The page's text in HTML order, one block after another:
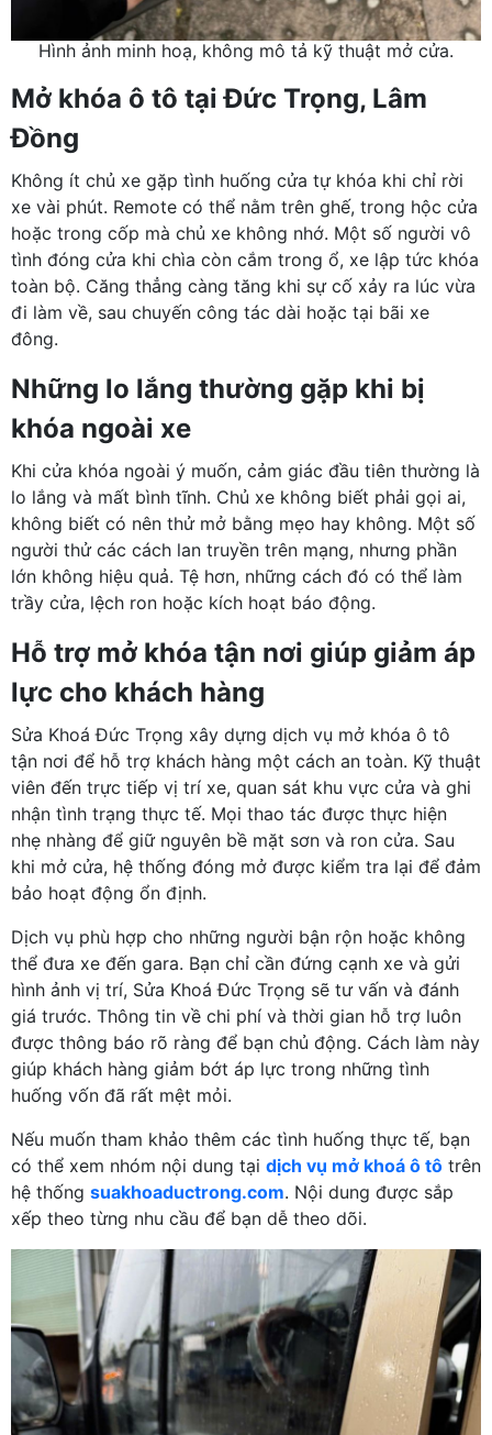
Hình ảnh minh hoạ, không mô tả kỹ thuật mở cửa.
Mở khóa ô tô tại Đức Trọng, Lâm
Đồng
Không ít chủ xe gặp tình huống cửa tự khóa khi chỉ rời
xe vài phút. Remote có thể nằm trên ghế, trong hộc cửa
hoặc trong cốp mà chủ xe không nhớ. Một số người vô
tình đóng cửa khi chìa còn cắm trong ổ, xe lập tức khóa
toàn bộ. Căng thẳng càng tăng khi sự cố xảy ra lúc vừa
đi làm về, sau chuyến công tác dài hoặc tại bãi xe
đông.
Những lo lắng thường gặp khi bị
khóa ngoài xe
Khi cửa khóa ngoài ý muốn, cảm giác đầu tiên thường là
lo lắng và mất bình tĩnh. Chủ xe không biết phải gọi ai,
không biết có nên thử mở bằng mẹo hay không. Một số
người thử các cách lan truyền trên mạng, nhưng phần
lớn không hiệu quả. Tệ hơn, những cách đó có thể làm
trầy cửa, lệch ron hoặc kích hoạt báo động.
Hỗ trợ mở khóa tận nơi giúp giảm áp
lực cho khách hàng
Sửa Khoá Đức Trọng xây dựng dịch vụ mở khóa ô tô
tận nơi để hỗ trợ khách hàng một cách an toàn. Kỹ thuật
viên đến trực tiếp vị trí xe, quan sát khu vực cửa và ghi
nhận tình trạng thực tế. Mọi thao tác được thực hiện
nhẹ nhàng để giữ nguyên bề mặt sơn và ron cửa. Sau
khi mở cửa, hệ thống đóng mở được kiểm tra lại để đảm
bảo hoạt động ổn định.
Dịch vụ phù hợp cho những người bận rộn hoặc không
thể đưa xe đến gara. Bạn chỉ cần đứng cạnh xe và gửi
hình ảnh vị trí, Sửa Khoá Đức Trọng sẽ tư vấn và đánh
giá trước. Thông tin về chi phí và thời gian hỗ trợ luôn
được thông báo rõ ràng để bạn chủ động. Cách làm này
giúp khách hàng giảm bớt áp lực trong những tình
huống vốn đã rất mệt mỏi.
Nếu muốn tham khảo thêm các tình huống thực tế, bạn
có thể xem nhóm nội dung tại dịch vụ mở khoá ô tô trên
hệ thống suakhoaductrong.com. Nội dung được sắp
xếp theo từng nhu cầu để bạn dễ theo dõi.